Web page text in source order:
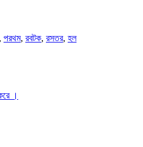
পরথম, রবটক, রসতর, হল
।